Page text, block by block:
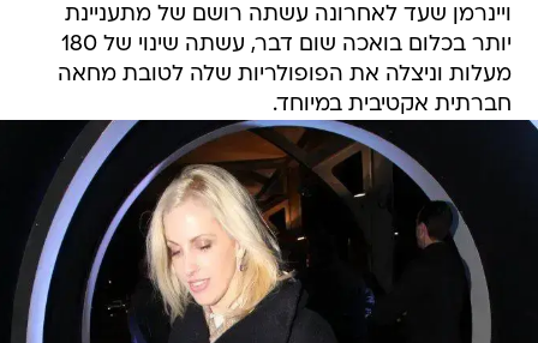
ויינרמן שעד לאחרונה עשתה רושם של מתעניינת
יותר בכלום בואכה שום דבר, עשתה שינוי של 180
מעלות וניצלה את הפופולריות שלה לטובת מחאה
חברתית אקטיבית במיוחד.